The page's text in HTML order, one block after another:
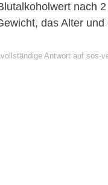
nach
das Alter
Antwort auf sos-